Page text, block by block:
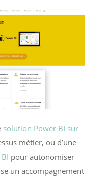
solution Power BI sur
métier, ou d’une
pour autonomiser
un accompagnement